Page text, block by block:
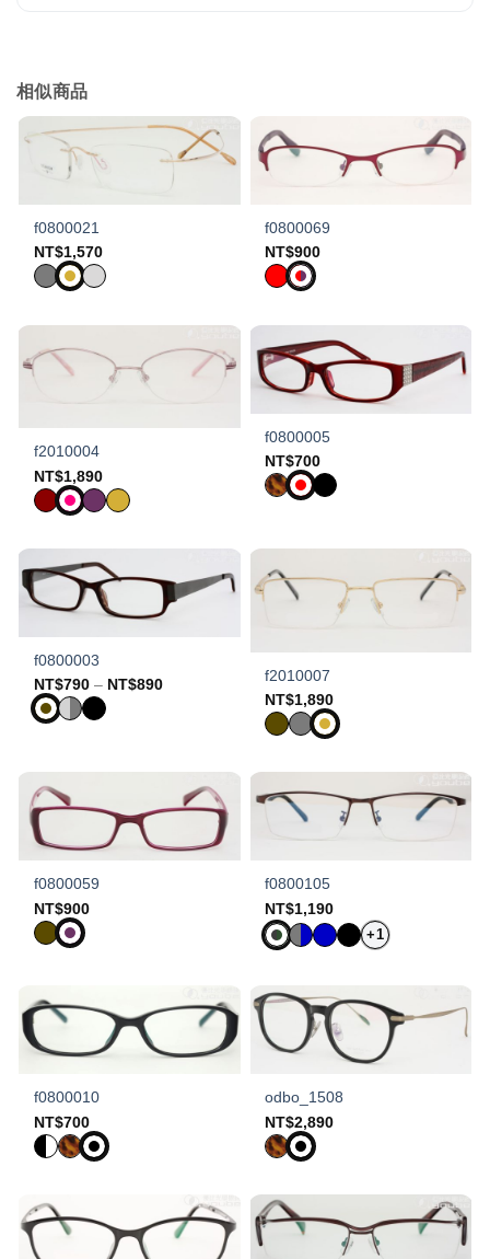
相似商品
f0800021
NT$1,570
f0800069
NT$900
f2010004
NT$1,890
f0800005
NT$700
f0800003
NT$790 – NT$890Price
range:
f2010007
NT$1,890
f0800059
NT$900
f0800105
NT$1,190
+1
f0800010
NT$700
odbo_1508
NT$2,890